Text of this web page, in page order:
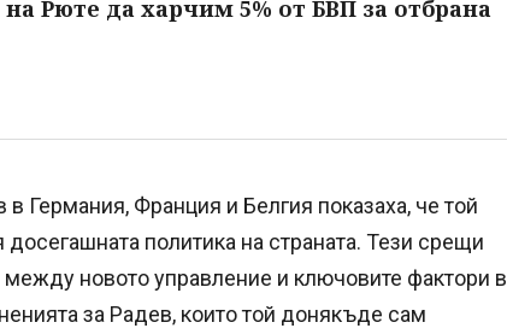
Рюте да харчим 5% от БВП за отбрана
Германия, Франция и Белгия показаха, че той
политика на страната. Тези срещи
новото управление и ключовите фактори в
за Радев, които той донякъде сам